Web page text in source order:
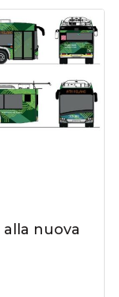
alla nuova